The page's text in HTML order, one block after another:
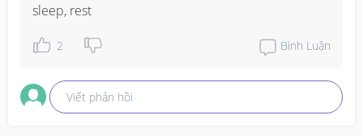
sleep, rest
2 Bình Luận
Viết phản hồi